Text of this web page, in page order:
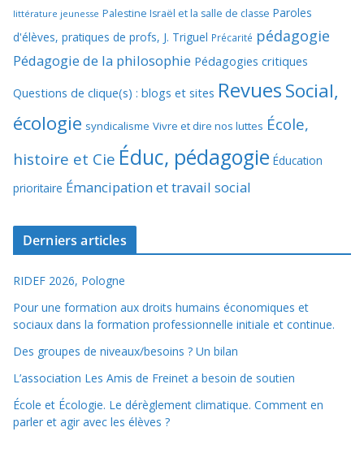
littérature jeunesse Palestine Israël et la salle de classe Paroles
d'élèves, pratiques de profs, J. Triguel Précarité pédagogie
Pédagogie de la philosophie Pédagogies critiques
Questions de clique(s) : blogs et sites RevuesSocial,
écologie syndicalisme Vivre et dire nos luttes École,
histoire et Cie Éduc, pédagogie Éducation
prioritaire Émancipation et travail social
Derniers articles
RIDEF 2026, Pologne
Pour une formation aux droits humains économiques et
sociaux dans la formation professionnelle initiale et continue.
Des groupes de niveaux/besoins ? Un bilan
L’association Les Amis de Freinet a besoin de soutien
École et Écologie. Le dérèglement climatique. Comment en
parler et agir avec les élèves ?